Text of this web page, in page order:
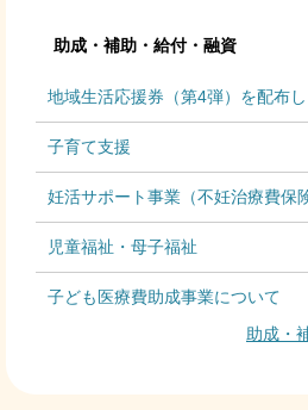
助成・補助・給付・融資
地域生活応援券（第4弾）を配布
子育て支援
妊活サポート事業（不妊治療費保
児童福祉・母子福祉
子ども医療費助成事業について
助成・